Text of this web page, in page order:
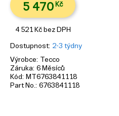
5 470 Kč
4 521 Kč bez DPH
Dostupnost 2-3 týdny
Výrobce Tecco
Záruka 6 Měsíců
Kód
MT6763841118
Part No. 6763841118